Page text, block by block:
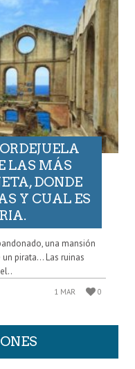
LAS MÁS
DONDE
Y CUAL ES
una mansión
pirata… Las ruinas
1 MAR 0